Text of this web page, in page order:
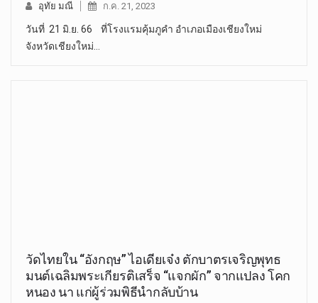
อุทัย มณี ก.ค. 21, 2023
วันที่ 21 มิ.ย. 66 ที่โรงแรมคุ้มภูคำ อำเภอเมืองเชียงใหม่
จังหวัดเชียงใหม่…
วัดไทยใน “อังกฤษ” ไอเดียเจ๋ง ตักบาตรเจริญพุทธ
มนต์เฉลิมพระเกียรติเสร็จ “แจกผัก” จากแปลง โคก
หนอง นา แก่ผู้ร่วมพิธีนำกลับบ้าน